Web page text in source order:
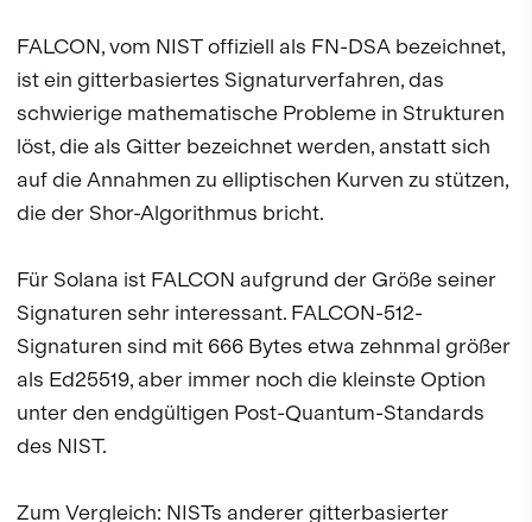
FALCON, vom NIST offiziell als FN-DSA bezeichnet,
ist ein gitterbasiertes Signaturverfahren, das
schwierige mathematische Probleme in Strukturen
löst, die als Gitter bezeichnet werden, anstatt sich
auf die Annahmen zu elliptischen Kurven zu stützen,
die der Shor-Algorithmus bricht.
Für Solana ist FALCON aufgrund der Größe seiner
Signaturen sehr interessant. FALCON-512-
Signaturen sind mit 666 Bytes etwa zehnmal größer
als Ed25519, aber immer noch die kleinste Option
unter den endgültigen Post-Quantum-Standards
des NIST.
Zum Vergleich: NISTs anderer gitterbasierter